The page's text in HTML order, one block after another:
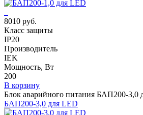
8010 руб.
Класс защиты
IP20
Производитель
IEK
Мощность, Вт
200
В корзину
Блок аварийного питания БАП200-3,0
БАП200-3,0 для LED